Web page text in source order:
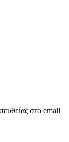
στο email